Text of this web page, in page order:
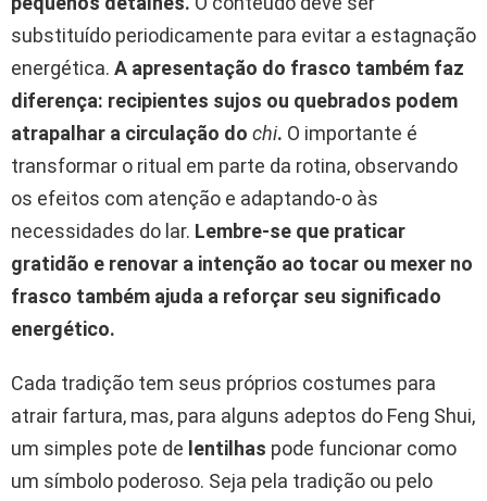
substituído periodicamente para evitar a estagnação
energética. A apresentação do frasco também faz
diferença: recipientes sujos ou quebrados podem
atrapalhar a circulação do chi. O importante é
transformar o ritual em parte da rotina, observando
os efeitos com atenção e adaptando-o às
necessidades do lar. Lembre-se que praticar
gratidão e renovar a intenção ao tocar ou mexer no
frasco também ajuda a reforçar seu significado
energético.
Cada tradição tem seus próprios costumes para
atrair fartura, mas, para alguns adeptos do Feng Shui,
um simples pote de lentilhas pode funcionar como
um símbolo poderoso. Seja pela tradição ou pelo